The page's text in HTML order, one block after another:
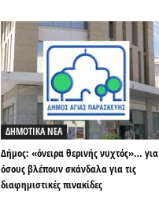
ΔΗΜΟΤΙΚΑ ΝΕΑ
Δήμος: «όνειρα θερινής νυχτός»… για
όσους βλέπουν σκάνδαλα για τις
διαφημιστικές πινακίδες